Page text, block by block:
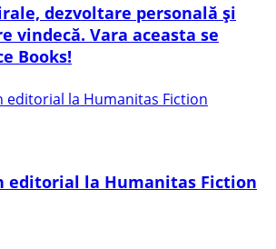
dezvoltare personală și
vindecă. Vara aceasta se
Books!
editorial la Humanitas Fiction